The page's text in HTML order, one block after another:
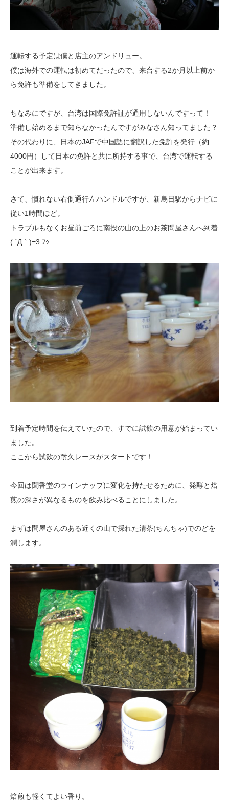
運転する予定は僕と店主のアンドリュー。
僕は海外での運転は初めてだったので、来台する2か月以上前か
ら免許も準備を してきました。
ちなみにですが、台湾は国際免許証が通用しないんですって！
準備し始めるまで知らなかったんですがみなさん知ってました？
その代わりに、日本のJAFで中国語に翻訳した免許を発行（約
4000円）して日本の免許と共に所持する事で、台湾で運転する
ことが出来ます。
さて、慣れない右側通行左ハンドルですが、新烏日駅からナビに
従い1時間ほど。
トラブルもなくお昼前ごろに南投の山の上のお茶問屋さんへ到着
( ´Д｀)=3 ﾌｩ
到着予定時間を伝えていたので、すでに試飲の用意が始まってい
ました。
ここから試飲の耐久レースがスタートです！
今回は聞香堂のラインナップに変化を持たせるために、発酵と焙
煎の深さが異なるものを飲み比べることにしました。
まずは問屋さんのある近くの山で採れた清茶(ちんちゃ)でのどを
潤します。
焙煎も軽くてよい香り。